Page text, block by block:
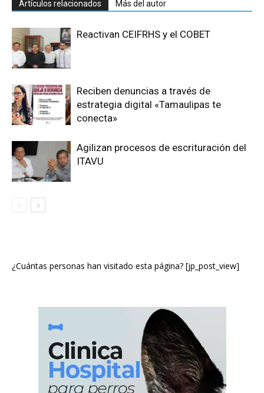
Artículos relacionados Más del autor
Reactivan CEIFRHS y el COBET
Reciben denuncias a través de
estrategia digital «Tamaulipas te
conecta»
Agilizan procesos de escrituración del
ITAVU
¿Cuántas personas han visitado esta página? [jp_post_view]